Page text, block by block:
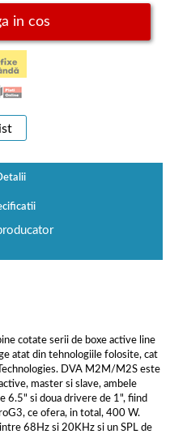
in cos
cotate serii de boxe active line
atat din tehnologiile folosite, cat
DVA M2M/M2S este
master si slave, ambele
6.5" si doua drivere de 1", fiind
ce ofera, in total, 400 W.
68Hz si 20KHz si un SPL de